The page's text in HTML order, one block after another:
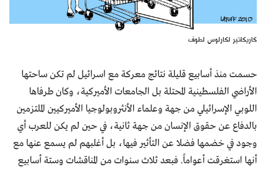
كاريكاتير لكارلوس لطوف
حسمت منذ أسابيع قليلة نتائج معركة مع اسرائيل لم تكن ساحتها
الأراضي الفلسطينية المحتلة بل الجامعات الأميركية، وكان طرفاها
اللوبي الإسرائيلي من جهة وعلماء الأنثروبولوجيا الأميركيين الملتزمين
بالدفاع عن حقوق الإنسان من جهة ثانية، في حين لم يكن للعرب أي
وجود في خضمها فضلا عن التأثير فيها، بل أغلبهم لم يسمع عنها مع
أنها استغرقت أعواماً. فبعد ثلاث سنوات من المناقشات وستة أسابيع